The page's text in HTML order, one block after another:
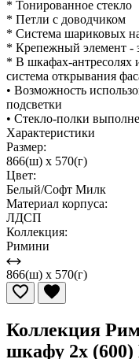
* Тонированное стекло
* Петли с доводчиком
* Система шариковых
* Крепежный элемент -
* В шкафах-антресолях
система открывания
• Возможность
подсветки
• Стекло-полки
Характеристики
Размер:
866(ш) x 570(г)
Цвет:
Белый/Софт Милк
Материал корпуса:
ЛДСП
Коллекция:
Римини
866(ш) x 570(г)
Коллекция
шкафу 2х